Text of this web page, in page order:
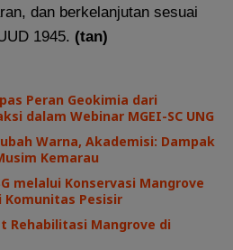
dan berkelanjutan sesuai
1945. (tan)
Peran Geokimia dari
dalam Webinar MGEI-SC UNG
Warna, Akademisi: Dampak
Kemarau
melalui Konservasi Mangrove
Komunitas Pesisir
Rehabilitasi Mangrove di